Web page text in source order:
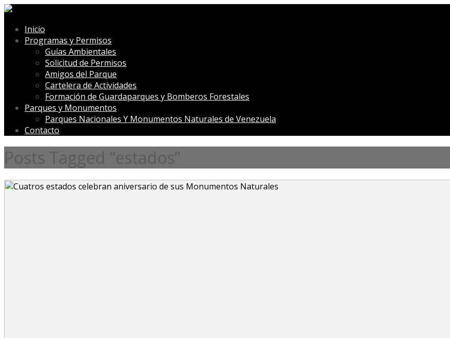
Inicio
Programas y Permisos
Guías Ambientales
Solicitud de Permisos
Amigos del Parque
Cartelera de Actividades
Formación de Guardaparques y Bomberos Forestales
Parques y Monumentos
Parques Nacionales Y Monumentos Naturales de Venezuela
Contacto
Posts Tagged “estados”